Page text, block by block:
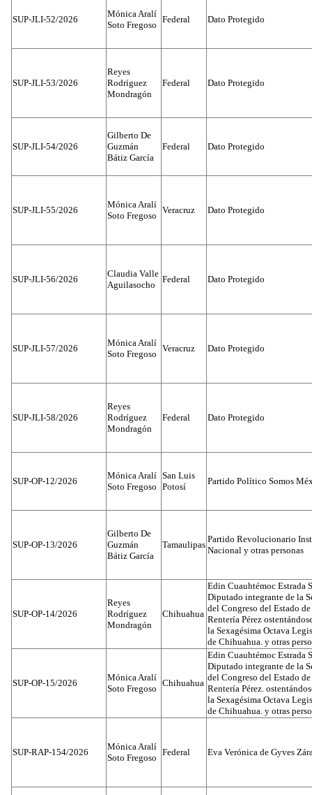
SUP-JLI-52/2026
Mónica Aralí
Soto Fregoso
Federal Dato Protegido
SUP-JLI-53/2026
Reyes
Rodríguez
Mondragón
Federal Dato Protegido
SUP-JLI-54/2026
Gilberto De
Guzmán
Bátiz García
Federal Dato Protegido
SUP-JLI-55/2026
Mónica Aralí
Soto Fregoso
Veracruz Dato Protegido
SUP-JLI-56/2026
Claudia Valle
Aguilasocho
Federal Dato Protegido
SUP-JLI-57/2026
Mónica Aralí
Soto Fregoso
Veracruz Dato Protegido
SUP-JLI-58/2026
Reyes
Rodríguez
Mondragón
Federal Dato Protegido
SUP-OP-12/2026
Mónica Aralí
Soto Fregoso
San Luis
Potosí
Partido Político Somos
SUP-OP-13/2026
Gilberto De
Guzmán
Bátiz García
Tamaulipas
Partido Revolucionario
Nacional y otras personas
SUP-OP-14/2026
Reyes
Rodríguez
Mondragón
Chihuahua
Edin Cuauhtémoc Estrada
Diputado integrante de la
del Congreso del Estado
Rentería Pérez
la Sexagésima Octava
de Chihuahua. y otras
SUP-OP-15/2026
Mónica Aralí
Soto Fregoso
Chihuahua
Edin Cuauhtémoc Estrada
Diputado integrante de la
del Congreso del Estado
Rentería Pérez.
la Sexagésima Octava
de Chihuahua. y otras
SUP-RAP-154/2026
Mónica Aralí
Soto Fregoso
Federal Eva Verónica de Gyves